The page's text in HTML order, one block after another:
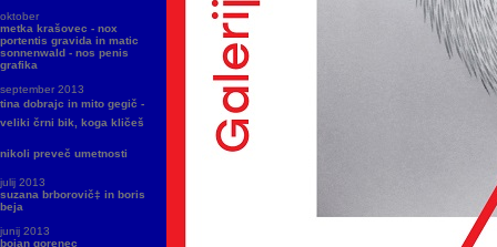
oktober
metka krašovec - nox
portentis gravida in matic
sonnenwald - nos penis
grafika
september 2013
tina dobrajc in mito gegič -
veliki črni bik, koga kličeš
nikoli preveč umetnosti
julij 2013
suzana brborovič‡ in boris
beja
junij 2013
bojan gorenec